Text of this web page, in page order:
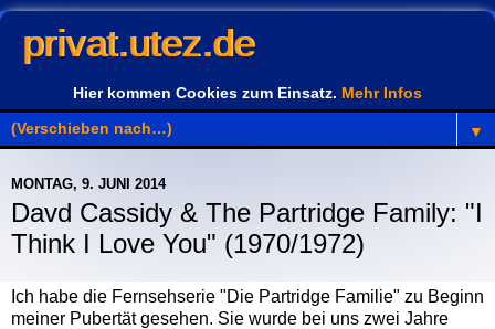
privat.utez.de
Hier kommen Cookies zum Einsatz. Mehr Infos
▼
MONTAG, 9. JUNI 2014
Davd Cassidy & The Partridge Family: "I
Think I Love You" (1970/1972)
Ich habe die Fernsehserie "Die Partridge Familie" zu Beginn
meiner Pubertät gesehen. Sie wurde bei uns zwei Jahre